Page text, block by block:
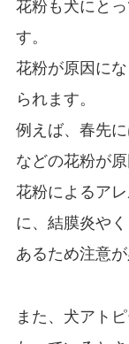
花粉も犬にと
す。
花粉が原因に
られます。
例えば、春先
などの花粉が
花粉によるア
に、結膜炎や
あるため注意が
また、犬アト